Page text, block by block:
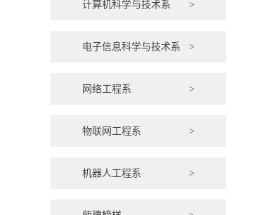
计算机科学与技术系 >
电子信息科学与技术系 >
网络工程系 >
物联网工程系 >
机器人工程系 >